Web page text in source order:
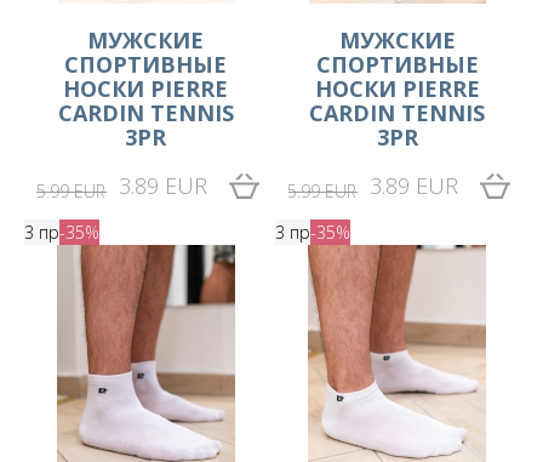
МУЖСКИЕ
СПОРТИВНЫЕ
НОСКИ PIERRE
CARDIN TENNIS
3PR
5.99 EUR 3.89 EUR
МУЖСКИЕ
СПОРТИВНЫЕ
НОСКИ PIERRE
CARDIN TENNIS
3PR
5.99 EUR 3.89 EUR
3 пр-35% 3 пр-35%